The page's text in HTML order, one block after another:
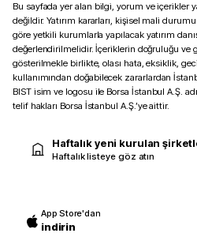
Bu sayfada yer alan bilgi, yorum ve içerikler
değildir. Yatırım kararları, kişisel mali
göre yetkili kurumlarla yapılacak yatırım
değerlendirilmelidir. İçeriklerin doğruluğu ve
gösterilmekle birlikte, olası hata, eksiklik,
kullanımından doğabilecek zararlardan
BIST isim ve logosu ile Borsa İstanbul A.Ş.
telif hakları Borsa İstanbul A.Ş.’ye aittir.
Haftalık yeni kurulan
Haftalık listeye göz atın
App Store'dan
indirin